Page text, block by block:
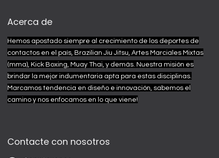
Acerca de
Hemos apostado siempre al crecimiento de los deportes de
contactos en el país, Brazilian Jiu Jitsu, Artes Marciales Mixtas
(mma), Kick Boxing, Muay Thai, y demás. Nuestra misión es
brindar la mejor indumentaria apta para estas disciplinas.
Marcamos tendencia en diseño e innovación, sabemos el
camino y nos enfocamos en lo que viene!
Contacte con nosotros